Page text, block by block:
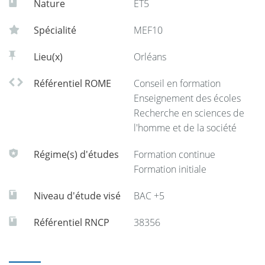
ECTS
Nature ET5
Spécialité MEF10
Lieu(x) Orléans
Référentiel ROME
Conseil en formation
Enseignement des écoles
Recherche en sciences de
l'homme et de la société
Régime(s) d'études
Formation continue
Formation initiale
Niveau d'étude visé BAC +5
Référentiel RNCP 38356